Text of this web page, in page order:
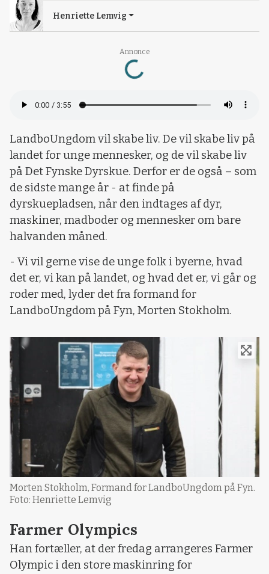
Annonce
Loading...
Henriette Lemvig
LandboUngdom vil skabe liv. De vil skabe liv på
landet for unge mennesker, og de vil skabe liv
på Det Fynske Dyrskue. Derfor er de også – som
de sidste mange år - at finde på
dyrskuepladsen, når den indtages af dyr,
maskiner, madboder og mennesker om bare
halvanden måned.
- Vi vil gerne vise de unge folk i byerne, hvad
det er, vi kan på landet, og hvad det er, vi går og
roder med, lyder det fra formand for
LandboUngdom på Fyn, Morten Stokholm.
Morten Stokholm, Formand for LandboUngdom på Fyn.
Foto: Henriette Lemvig
Farmer Olympics
Han fortæller, at der fredag arrangeres Farmer
Olympic i den store maskinring for